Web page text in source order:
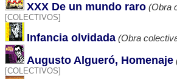
XXX De un mundo raro (Obra
[COLECTIVOS]
Infancia olvidada (Obra
Augusto Algueró, Homenaje
[COLECTIVOS]